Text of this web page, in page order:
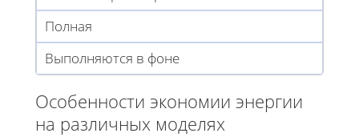
Полная
Выполняются в фоне
Особенности экономии энергии
на различных моделях